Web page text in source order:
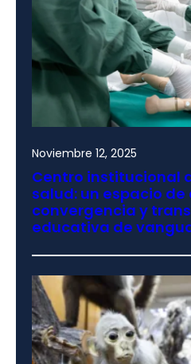
Noviembre 12, 2025
Centro institucional
salud: un espacio
convergencia y
educativa de